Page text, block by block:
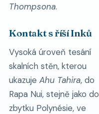
Thompsona.
Kontakt s říší Inků
Vysoká úroveň tesání
skalních stěn, kterou
ukazuje Ahu Tahira, do
Rapa Nui, stejně jako do
zbytku Polynésie, ve